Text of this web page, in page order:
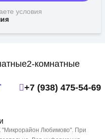
условия
2-комнатные
+7 (938) 475-54-69
Любимово". При